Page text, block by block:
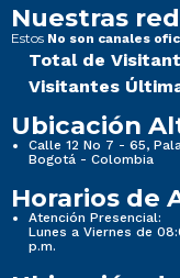
Nuestras
Estos No son canales
Total de
Visitantes
Ubicación
Calle 12 No 7 - 65,
Bogotá - Colombia
Horarios de
Atención Presencial:
Lunes a Viernes de
p.m.